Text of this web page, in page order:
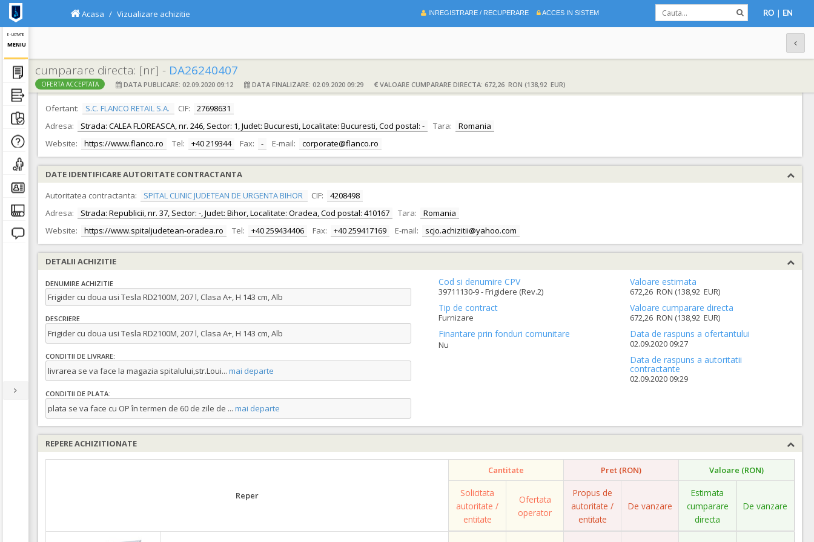
E - LICITATIE
MENIU
INREGISTRARE / RECUPERARE ACCES IN SISTEM RO | EN
Acasa Vizualizare achizitie
cumparare directa: [nr] - DA26240407
OFERTA ACCEPTATA DATA PUBLICARE: 02.09.2020 09:12 DATA FINALIZARE: 02.09.2020 09:29 VALOARE CUMPARARE DIRECTA: 672,26 RON (138,92 EUR)
DATE IDENTIFICARE OFERTANT
Ofertant:
S.C. FLANCO RETAIL S.A. CIF:
27698631
Adresa:
Strada: CALEA FLOREASCA, nr. 246, Sector: 1, Judet: Bucuresti, Localitate: Bucuresti, Cod postal: - Tara:
Romania
Website:
https://www.flanco.ro Tel: +40 219344 Fax: - E-mail: corporate@flanco.ro
DATE IDENTIFICARE AUTORITATE CONTRACTANTA
Autoritatea contractanta:
SPITAL CLINIC JUDETEAN DE URGENTA BIHOR CIF:
4208498
Adresa:
Strada: Republicii, nr. 37, Sector: -, Judet: Bihor, Localitate: Oradea, Cod postal: 410167 Tara:
Romania
Website:
https://www.spitaljudetean-oradea.ro Tel: +40 259434406 Fax: +40 259417169 E-mail: scjo.achizitii@yahoo.com
DETALII ACHIZITIE
DENUMIRE ACHIZITIE
Frigider cu doua usi Tesla RD2100M, 207 l, Clasa A+, H 143 cm, Alb
DESCRIERE
Frigider cu doua usi Tesla RD2100M, 207 l, Clasa A+, H 143 cm, Alb
CONDITII DE LIVRARE:
livrarea se va face la magazia spitalului,str.Loui... mai departe
CONDITII DE PLATA:
plata se va face cu OP în termen de 60 de zile de ... mai departe
Cod si denumire CPV
39711130-9 - Frigidere (Rev.2)
Tip de contract
Furnizare
Finantare prin fonduri comunitare
Nu
Valoare estimata
672,26 RON (138,92 EUR)
Valoare cumparare directa
672,26 RON (138,92 EUR)
Data de raspuns a ofertantului
02.09.2020 09:27
Data de raspuns a autoritatii
contractante
02.09.2020 09:29
REPERE ACHIZITIONATE
Reper
Cantitate Pret (RON) Valoare (RON)
Solicitata
autoritate /
entitate
Ofertata
operator
Propus de
autoritate /
entitate
De vanzare
Estimata
cumparare
directa
De vanzare